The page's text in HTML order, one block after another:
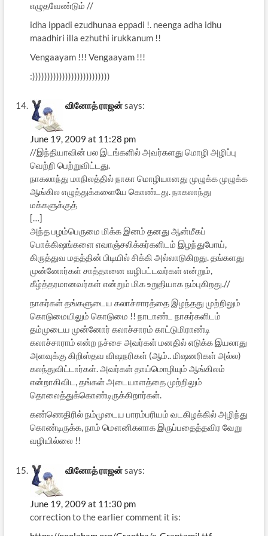
எழுதவேண்டும் //
idha ippadi ezudhunaa eppadi !. neenga adha idhu
maadhiri illa ezhuthi irukkanum !!
Vengaayam !!! Vengaayam !!!
:))))))))))))))))))))))))))
வினோத் ராஜன்says:
June 19, 2009 at 11:28 pm
//இந்தியாவின் பல இடங்களில் அவர்களது மொழி அழிப்பு
வெற்றி பெற்றுவிட்டது.
நாகலாந்து மாநிலத்தில் நாகா மொழியானது முழுக்க முழுக்க
ஆங்கில எழுத்துக்களையே கொண்டது. நாகலாந்து
மக்களுக்குத்
[…]
அந்த பழம்பெருமை மிக்க இனம் தனது ஆன்மீகப்
பொக்கிஷங்களை எவாஞ்சலிக்கர்களிடம் இழந்துபோய்,
கிருத்துவ மதத்தின் பிடியில் சிக்கி அல்லாடுகிறது. தங்களது
முன்னோர்கள் சாத்தானை வழிபட்டவர்கள் என்றும்,
கீழ்த்தரமானவர்கள் என்றும் மிக உறுதியாக நம்புகிறது.//
நாகர்கள் தங்களுடைய கலாச்சாரத்தை இழந்தது முற்றிலும்
கொடுமையிலும் கொடுமை !! நாடாண்ட நாகர்களிடம்
தம்முடைய முன்னோர் கலாச்சாரம் காட்டுமிராண்டி
கலாச்சாராம் என்ற நச்சை அவர்கள் மனதில் எடுக்க இயலாது
அளவுக்கு கிறிஸ்தவ விஷநரிகள் (ஆம்.. மிஷனரிகள் அல்ல)
கலந்துவிட்டார்கள். அவர்கள் தாய்மொழியும் ஆங்கிலம்
என்றாகிவிட, தங்கள் அடையாளத்தை முற்றிலும்
தொலைத்துக்கொண்டிருக்கிறார்கள்.
கண்ணெதிரில் நம்முடைய பாரம்பரியம் வடகிழக்கில் அழிந்து
கொண்டிருக்க, நாம் மௌனிகளாக இருப்பதைத்தவிர வேறு
வழியில்லை !!
வினோத் ராஜன்says:
June 19, 2009 at 11:30 pm
correction to the earlier comment it is: